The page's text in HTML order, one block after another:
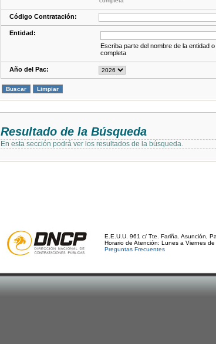
Código Contratación:
Entidad:
Escriba parte del nombre de la entidad
completa
Año del Pac:
Resultado de la Búsqueda
En esta sección podrá ver los resultados de la búsqueda.
E.E.U.U. 961 c/ Tte. Fariña. Asunción,
Horario de Atención: Lunes a Viernes
Preguntas Frecuentes